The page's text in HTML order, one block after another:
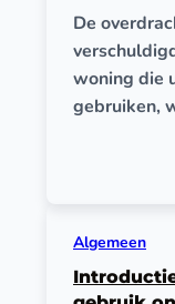
De
woning die
gebruiken,
Algemeen